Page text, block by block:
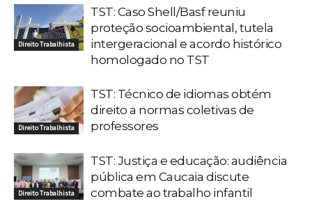
Direito Trabalhista
TST: Caso Shell/Basf reuniu
proteção socioambiental, tutela
intergeracional e acordo histórico
homologado no TST
Direito Trabalhista
TST: Técnico de idiomas obtém
direito a normas coletivas de
professores
Direito Trabalhista
TST: Justiça e educação: audiência
pública em Caucaia discute
combate ao trabalho infantil